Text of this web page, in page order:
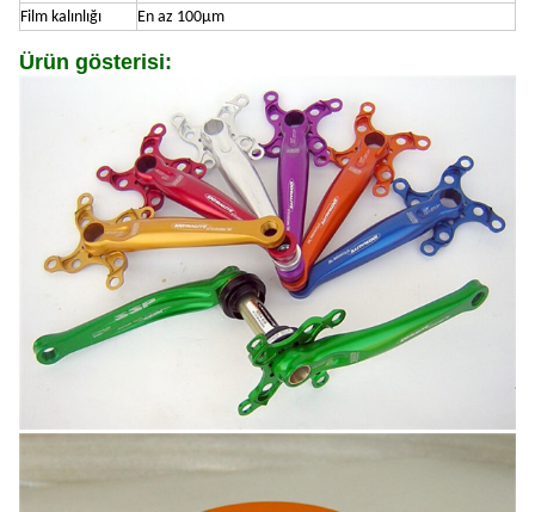
Film kalınlığı
En az 100μm
Ürün gösterisi: